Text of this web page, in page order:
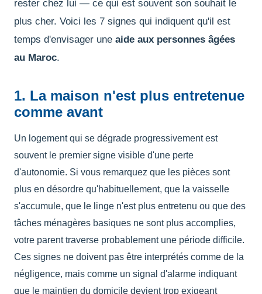
rester chez lui — ce qui est souvent son souhait le
plus cher. Voici les 7 signes qui indiquent qu'il est
temps d'envisager une aide aux personnes âgées
au Maroc.
1. La maison n'est plus entretenue
comme avant
Un logement qui se dégrade progressivement est
souvent le premier signe visible d'une perte
d'autonomie. Si vous remarquez que les pièces sont
plus en désordre qu'habituellement, que la vaisselle
s'accumule, que le linge n'est plus entretenu ou que des
tâches ménagères basiques ne sont plus accomplies,
votre parent traverse probablement une période difficile.
Ces signes ne doivent pas être interprétés comme de la
négligence, mais comme un signal d'alarme indiquant
que le maintien du domicile devient trop exigeant